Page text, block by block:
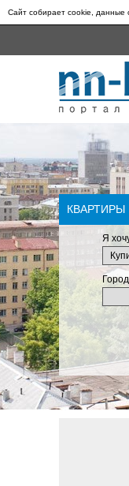
Сайт собирает cookie, данные
КВАРТИРЫ
Я
Город